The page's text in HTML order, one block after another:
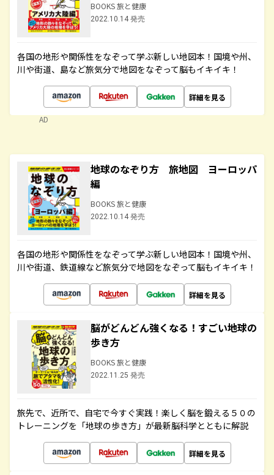
BOOKS 旅と健康
2022.10.14 発売
各国の地形や関係性をなぞって学ぶ新しい地図本！国境や州、
川や街道、島など旅気分で地図をなぞって脳もイキイキ！
詳細を見る
AD
地球のなぞり方 旅地図 ヨーロッパ
編
BOOKS 旅と健康
2022.10.14 発売
各国の地形や関係性をなぞって学ぶ新しい地図本！国境や州、
川や街道、鉄道線など旅気分で地図をなぞって脳もイキイキ！
詳細を見る
脳がどんどん強くなる！すごい地球の
歩き方
BOOKS 旅と健康
2022.11.25 発売
旅先で、近所で、自宅で今すぐ実践！楽しく脳を鍛える５０の
トレーニングを「地球の歩き方」が最新脳科学とともに解説
詳細を見る